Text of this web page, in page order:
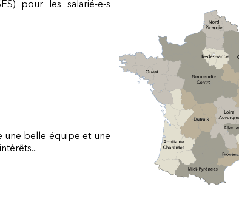
pour les salarié-e-s
formation par an (et pas 12) !!!
une belle équipe et une